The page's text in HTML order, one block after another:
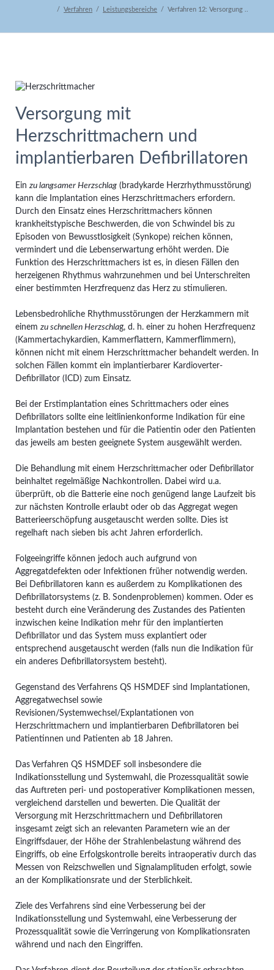
Verfahren Leistungsbereiche Verfahren 12: Versorgung ..
Versorgung mit
Herzschrittmachern und
implantierbaren Defibrillatoren
Ein zu langsamer Herzschlag(bradykarde Herzrhythmusstörung)
kann die Implantation eines Herzschrittmachers erfordern.
Durch den Einsatz eines Herzschrittmachers können
krankheitstypische Beschwerden, die von Schwindel bis zu
Episoden von Bewusstlosigkeit (Synkope) reichen können,
vermindert und die Lebenserwartung erhöht werden. Die
Funktion des Herzschrittmachers ist es, in diesen Fällen den
herzeigenen Rhythmus wahrzunehmen und bei Unterschreiten
einer bestimmten Herzfrequenz das Herz zu stimulieren.
Lebensbedrohliche Rhythmusstörungen der Herzkammern mit
einem zu schnellen Herzschlag, d. h. einer zu hohen Herzfrequenz
(Kammertachykardien, Kammerflattern, Kammerflimmern),
können nicht mit einem Herzschrittmacher behandelt werden. In
solchen Fällen kommt ein implantierbarer Kardioverter-
Defibrillator (ICD) zum Einsatz.
Bei der Erstimplantation eines Schrittmachers oder eines
Defibrillators sollte eine leitlinienkonforme Indikation für eine
Implantation bestehen und für die Patientin oder den Patienten
das jeweils am besten geeignete System ausgewählt werden.
Die Behandlung mit einem Herzschrittmacher oder Defibrillator
beinhaltet regelmäßige Nachkontrollen. Dabei wird u.a.
überprüft, ob die Batterie eine noch genügend lange Laufzeit bis
zur nächsten Kontrolle erlaubt oder ob das Aggregat wegen
Batterieerschöpfung ausgetauscht werden sollte. Dies ist
regelhaft nach sieben bis acht Jahren erforderlich.
Folgeeingriffe können jedoch auch aufgrund von
Aggregatdefekten oder Infektionen früher notwendig werden.
Bei Defibrillatoren kann es außerdem zu Komplikationen des
Defibrillatorsystems (z. B. Sondenproblemen) kommen. Oder es
besteht durch eine Veränderung des Zustandes des Patienten
inzwischen keine Indikation mehr für den implantierten
Defibrillator und das System muss explantiert oder
entsprechend ausgetauscht werden (falls nun die Indikation für
ein anderes Defibrillatorsystem besteht).
Gegenstand des Verfahrens QS HSMDEF sind Implantationen,
Aggregatwechsel sowie
Revisionen/Systemwechsel/Explantationen von
Herzschrittmachern und implantierbaren Defibrillatoren bei
Patientinnen und Patienten ab 18 Jahren.
Das Verfahren QS HSMDEF soll insbesondere die
Indikationsstellung und Systemwahl, die Prozessqualität sowie
das Auftreten peri- und postoperativer Komplikationen messen,
vergleichend darstellen und bewerten. Die Qualität der
Versorgung mit Herzschrittmachern und Defibrillatoren
insgesamt zeigt sich an relevanten Parametern wie an der
Eingriffsdauer, der Höhe der Strahlenbelastung während des
Eingriffs, ob eine Erfolgskontrolle bereits intraoperativ durch das
Messen von Reizschwellen und Signalamplituden erfolgt, sowie
an der Komplikationsrate und der Sterblichkeit.
Ziele des Verfahrens sind eine Verbesserung bei der
Indikationsstellung und Systemwahl, eine Verbesserung der
Prozessqualität sowie die Verringerung von Komplikationsraten
während und nach den Eingriffen.